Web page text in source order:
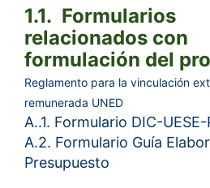
1.1. Formularios
relacionados con
formulación del
Reglamento para la vinculación
remunerada UNED
A..1. Formulario DIC-UESE-
A.2. Formulario Guía
Presupuesto